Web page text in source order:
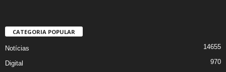
CATEGORIA POPULAR
Notícias 14655
Digital 970